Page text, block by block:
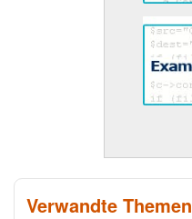
Verwandte Themen